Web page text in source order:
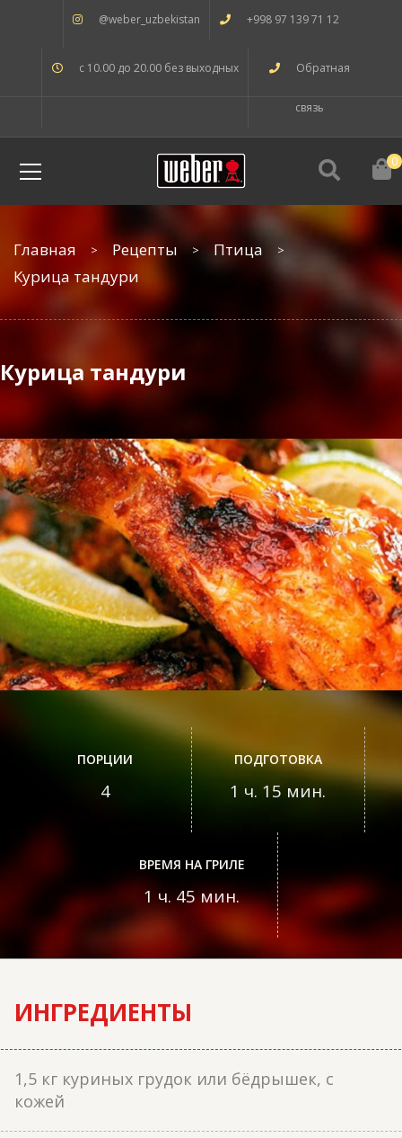
@weber_uzbekistan +998 97 139 71 12
с 10.00 до 20.00 без выходных Обратная
связь
0
Главная Рецепты
Птица
Курица тандури
Курица тандури
ПОРЦИИ
4
ПОДГОТОВКА
1 ч. 15 мин.
ВРЕМЯ НА ГРИЛЕ
1 ч. 45 мин.
ИНГРЕДИЕНТЫ
1,5 кг куриных грудок или бёдрышек, с
кожей